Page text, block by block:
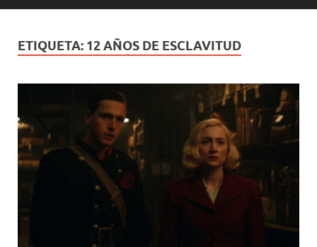
ETIQUETA: 12 AÑOS DE ESCLAVITUD